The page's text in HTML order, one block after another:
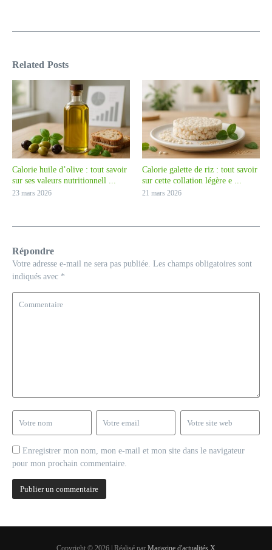
Related Posts
Calorie huile d’olive : tout savoir
sur ses valeurs nutritionnell ...
23 mars 2026
Calorie galette de riz : tout savoir
sur cette collation légère e ...
21 mars 2026
Répondre
Votre adresse e-mail ne sera pas publiée. Les champs obligatoires sont
indiqués avec *
Enregistrer mon nom, mon e-mail et mon site dans le navigateur
pour mon prochain commentaire.
Copyright © 2026 | Réalisé par Magazine d'actualités X